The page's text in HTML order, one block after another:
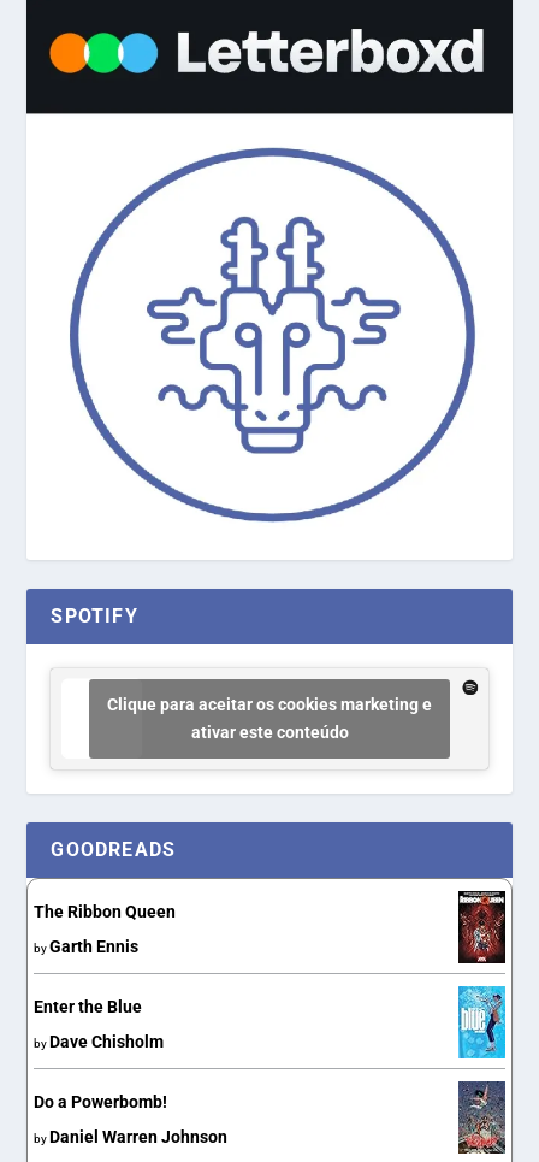
SPOTIFY
Clique para aceitar os cookies marketing e
ativar este conteúdo
GOODREADS
The Ribbon Queen
byGarth Ennis
Enter the Blue
by Dave Chisholm
Do a Powerbomb!
by Daniel Warren Johnson